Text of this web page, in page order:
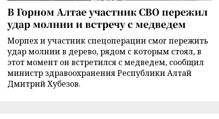
В Горном Алтае участник СВО пережил
удар молнии и встречу с медведем
Морпех и участник спецоперации смог пережить
удар молнии в дерево, рядом с которым стоял, в
этот момент он встретился с медведем, сообщил
министр здравоохранения Республики Алтай
Дмитрий Хубезов.